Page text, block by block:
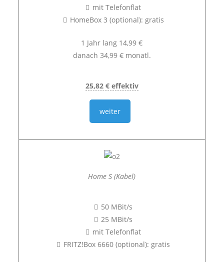
mit Telefonflat
HomeBox 3 (optional): gratis
1 Jahr lang 14,99 €
danach 34,99 € monatl.
25,82 € effektiv
weiter
Home S (Kabel)
50 MBit/s
25 MBit/s
mit Telefonflat
FRITZ!Box 6660 (optional): gratis